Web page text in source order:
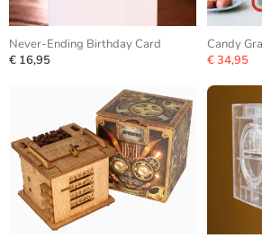
Never-Ending Birthday Card
€ 16,95
Candy
€ 34,95